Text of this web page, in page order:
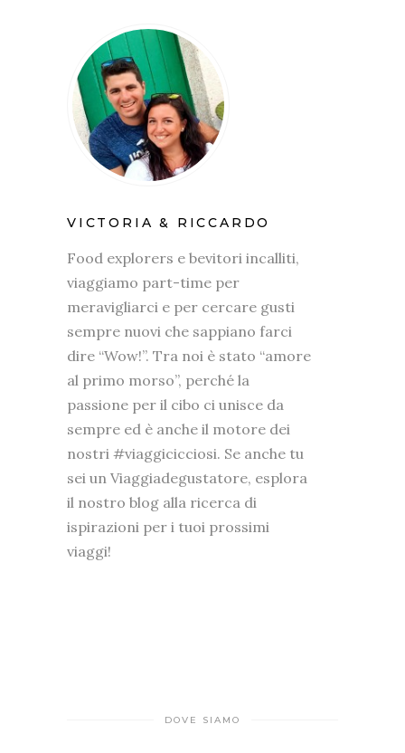
VICTORIA & RICCARDO
Food explorers e bevitori incalliti,
viaggiamo part-time per
meravigliarci e per cercare gusti
sempre nuovi che sappiano farci
dire “Wow!”. Tra noi è stato “amore
al primo morso”, perché la
passione per il cibo ci unisce da
sempre ed è anche il motore dei
nostri #viaggicicciosi. Se anche tu
sei un Viaggiadegustatore, esplora
il nostro blog alla ricerca di
ispirazioni per i tuoi prossimi
viaggi!
DOVE SIAMO